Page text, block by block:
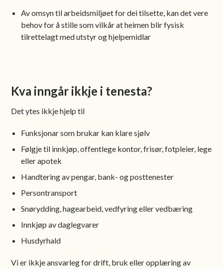
Av omsyn til arbeidsmiljøet for dei tilsette, kan det vere
behov for å stille som vilkår at heimen blir fysisk
tilrettelagt med utstyr og hjelpemidlar
Kva inngår ikkje i tenesta?
Det ytes ikkje hjelp til
Funksjonar som brukar kan klare sjølv
Følgje til innkjøp, offentlege kontor, frisør, fotpleier, lege
eller apotek
Handtering av pengar, bank- og posttenester
Persontransport
Snørydding, hagearbeid, vedfyring eller vedbæring
Innkjøp av daglegvarer
Husdyrhald
Vi er ikkje ansvarleg for drift, bruk eller opplæring av